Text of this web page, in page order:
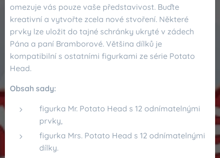
omezuje vás pouze vaše představivost. Buďte
kreativní a vytvořte zcela nové stvoření. Některé
prvky lze uložit do tajné schránky ukryté v zádech
Pána a paní Bramborové. Většina dílků je
kompatibilní s ostatními figurkami ze série Potato
Head.
Obsah sady:
figurka Mr. Potato Head s 12 odnímatelnými
prvky,
figurka Mrs. Potato Head s 12 odnímatelnými
dílky.